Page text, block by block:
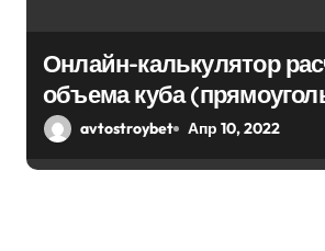
Онлайн-калькулятор
объема куба
парралепипеда)
avtostroybet Апр 10, 2022